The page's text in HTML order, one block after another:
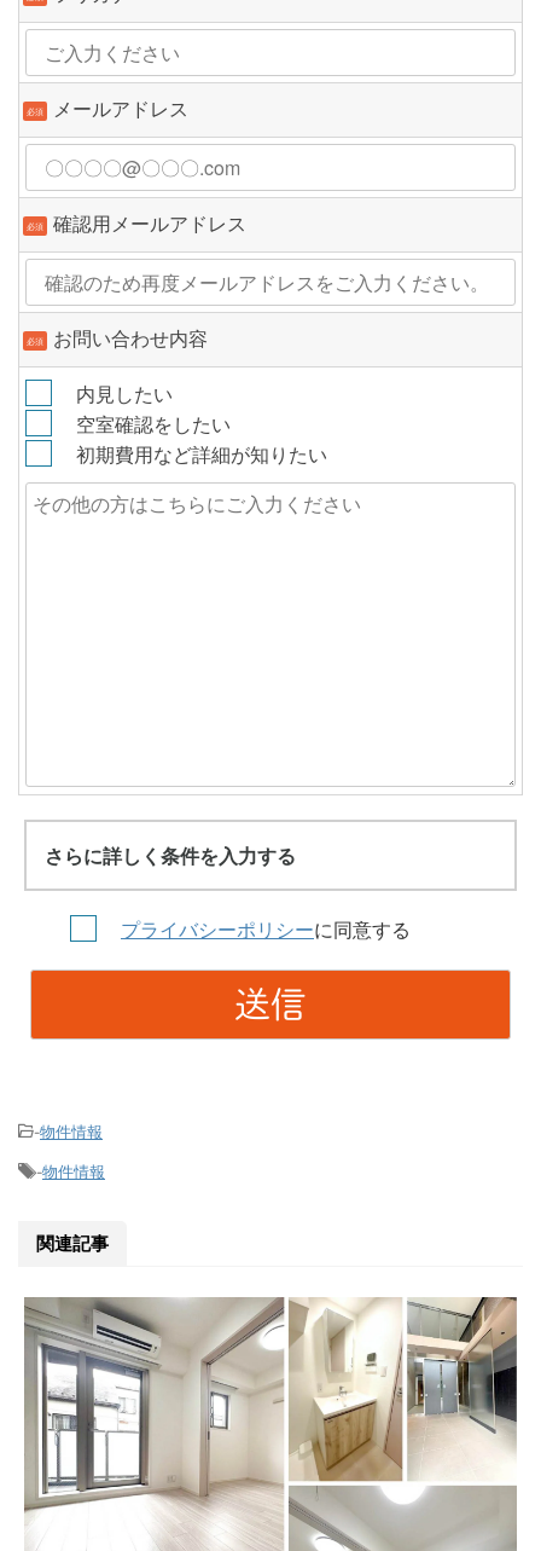
必須 メールアドレス
必須 確認用メールアドレス
必須 お問い合わせ内容
内見したい
空室確認をしたい
初期費用など詳細が知りたい
さらに詳しく条件を入力する
プライバシーポリシーに同意する
-物件情報
-物件情報
関連記事